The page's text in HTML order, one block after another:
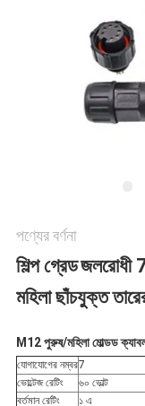
গোপনীয়তা
পণ্যের বর্ণনা
শিল্প গ্রেডজলরোধী
মহিলা ছাঁচযুক্ত
M12 পুরুষ/মহিলা মোল্ডড
যোগাযোগের নম্বর7
ভোল্টেজ রেটিং
৬০ ভোল্ট
বর্তমান রেটিং
১ এ